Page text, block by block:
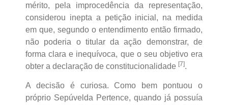
mérito, pela improcedência da representação,
considerou inepta a petição inicial, na medida
em que, segundo o entendimento então firmado,
não poderia o titular da ação demonstrar, de
forma clara e inequívoca, que o seu objetivo era
obter a declaração de constitucionalidade [7].
A decisão é curiosa. Como bem pontuou o
próprio Sepúvelda Pertence, quando já possuía